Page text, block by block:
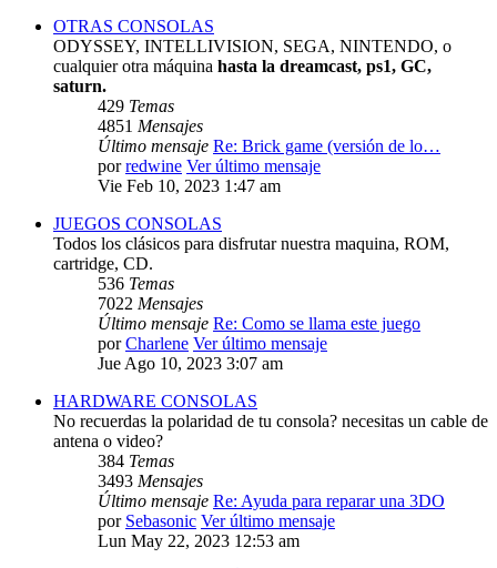
OTRAS CONSOLAS
ODYSSEY, INTELLIVISION, SEGA, NINTENDO, o
cualquier otra máquina hasta la dreamcast, ps1, GC,
saturn.
429 Temas
4851 Mensajes
Último mensaje Re: Brick game (versión de lo…
porredwine Ver último mensaje
Vie Feb 10, 2023 1:47 am
JUEGOS CONSOLAS
Todos los clásicos para disfrutar nuestra maquina, ROM,
cartridge, CD.
536 Temas
7022 Mensajes
Último mensaje Re: Como se llama este juego
porCharlene Ver último mensaje
Jue Ago 10, 2023 3:07 am
HARDWARE CONSOLAS
No recuerdas la polaridad de tu consola? necesitas un cable de
antena o video?
384 Temas
3493 Mensajes
Último mensaje Re: Ayuda para reparar una 3DO
por Sebasonic Ver último mensaje
Lun May 22, 2023 12:53 am